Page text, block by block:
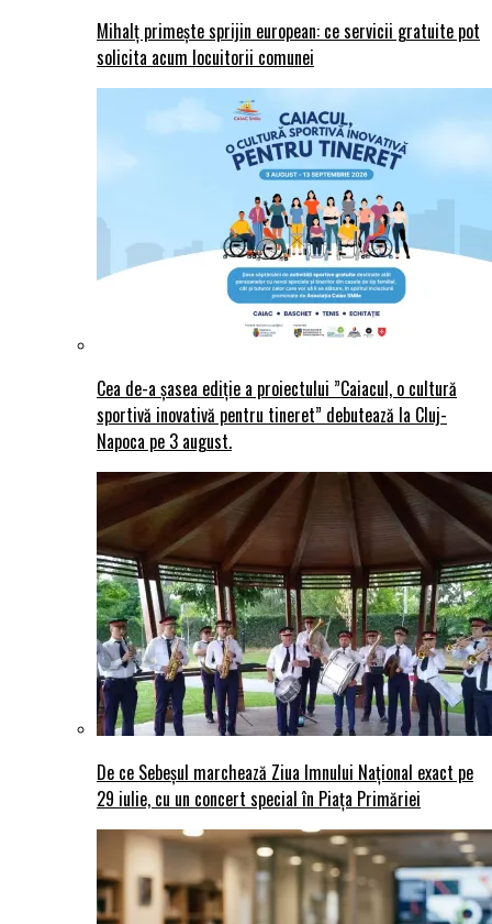
Mihalț primește sprijin european: ce servicii gratuite pot
solicita acum locuitorii comunei
Cea de-a șasea ediție a proiectului ”Caiacul, o cultură
sportivă inovativă pentru tineret” debutează la Cluj-
Napoca pe 3 august.
De ce Sebeșul marchează Ziua Imnului Național exact pe
29 iulie, cu un concert special în Piața Primăriei